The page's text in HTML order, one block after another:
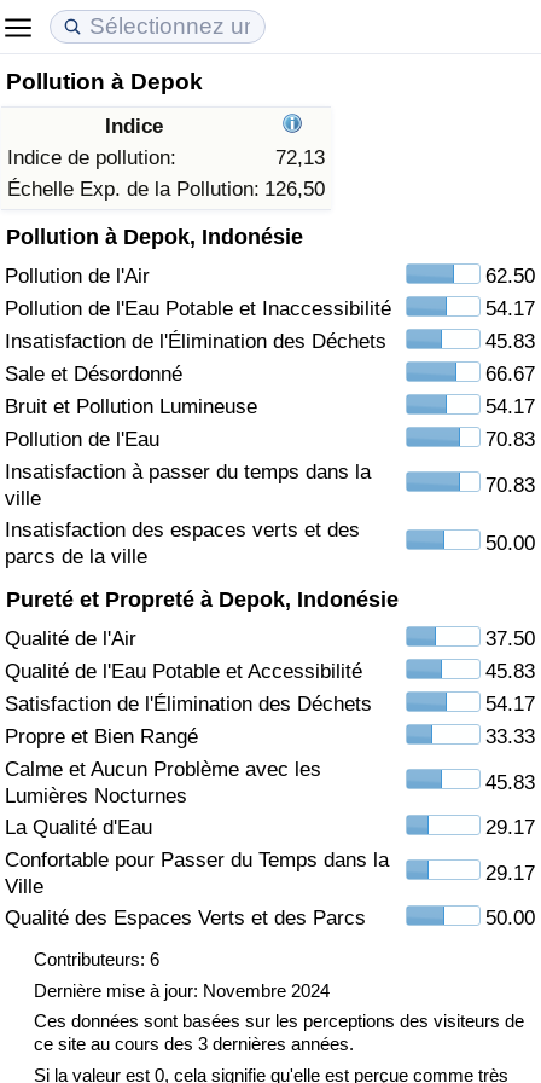
Pollution à Depok
Indice
Indice de pollution:
72,13
Échelle Exp. de la Pollution: 126,50
Pollution à Depok, Indonésie
Pollution de l'Air
62.50
Pollution de l'Eau Potable et Inaccessibilité
54.17
Insatisfaction de l'Élimination des Déchets
45.83
Sale et Désordonné
66.67
Bruit et Pollution Lumineuse
54.17
Pollution de l'Eau
70.83
Insatisfaction à passer du temps dans la
ville
70.83
Insatisfaction des espaces verts et des
parcs de la ville
50.00
Pureté et Propreté à Depok, Indonésie
Qualité de l'Air
37.50
Qualité de l'Eau Potable et Accessibilité
45.83
Satisfaction de l'Élimination des Déchets
54.17
Propre et Bien Rangé
33.33
Calme et Aucun Problème avec les
Lumières Nocturnes
45.83
La Qualité d'Eau
29.17
Confortable pour Passer du Temps dans la
Ville
29.17
Qualité des Espaces Verts et des Parcs
50.00
Contributeurs: 6
Dernière mise à jour: Novembre 2024
Ces données sont basées sur les perceptions des visiteurs de
ce site au cours des 3 dernières années.
Si la valeur est 0, cela signifie qu'elle est perçue comme très
Coût de la vie
Indice du Coût de la Vie (Actuel)
Indice du Coût de la Vie
Indice du coût de la vie par pays
à Akaba
Prix de l'immobilier
Indice des Prix de l'immobilier (Actuel)
Indice des Prix de l'immobilier
Indice des Prix de l'immobilier par Pays
Qualité de Vie
Indice de Qualité de Vie
Indice de Qualité de Vie (Actuel)
Indice de qualité de vie par pays
Criminalité
Indice de Criminalité (Actuel)
Indice de Criminalité
Indice de criminalité par pays
Soins de santé
Indice des soins de santé (Actuel)
Indice des soins de santé
Indice des soins de santé par Pays
Pollution
Indice de Pollution (Actuel)
Indice de pollution
Indice de Pollution par Pays
Trafic